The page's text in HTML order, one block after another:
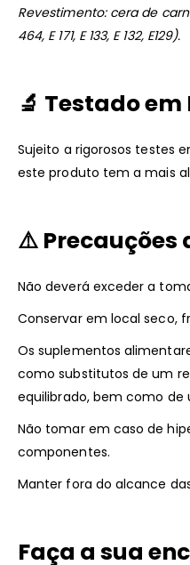
Revestimento: cera de
464, E 171, E 133, E 132, E129).
🔬 Testado
Sujeito a rigorosos testes
este produto tem a mais
⚠️ Precauções
Não deverá exceder a
Conservar em local seco,
Os suplementos
como substitutos de um
equilibrado, bem como de
Não tomar em caso de
componentes.
Manter fora do alcance
Faça a sua